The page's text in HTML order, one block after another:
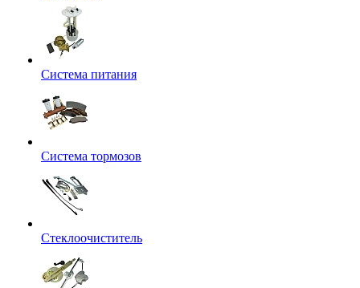
Система питания
Система тормозов
Стеклоочиститель